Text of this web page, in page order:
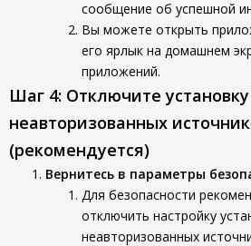
сообщение об успешной
Вы можете открыть
его ярлык на домашнем
приложений.
Шаг 4: Отключите
неавторизованных
(рекомендуется)
Вернитесь в параметры
Для безопасности
отключить настройку
неавторизованных